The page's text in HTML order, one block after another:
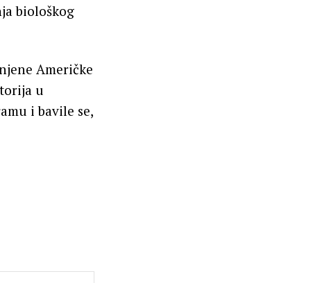
biološkog
Američke
u
i bavile se,